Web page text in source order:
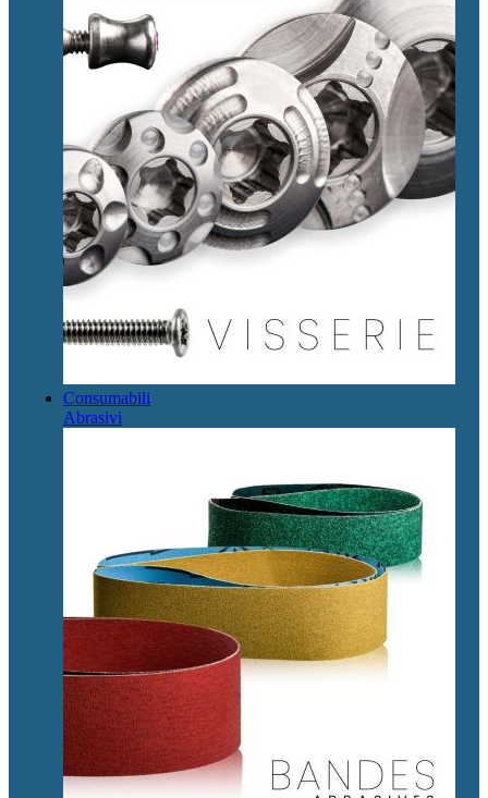
Consumabili
Abrasivi